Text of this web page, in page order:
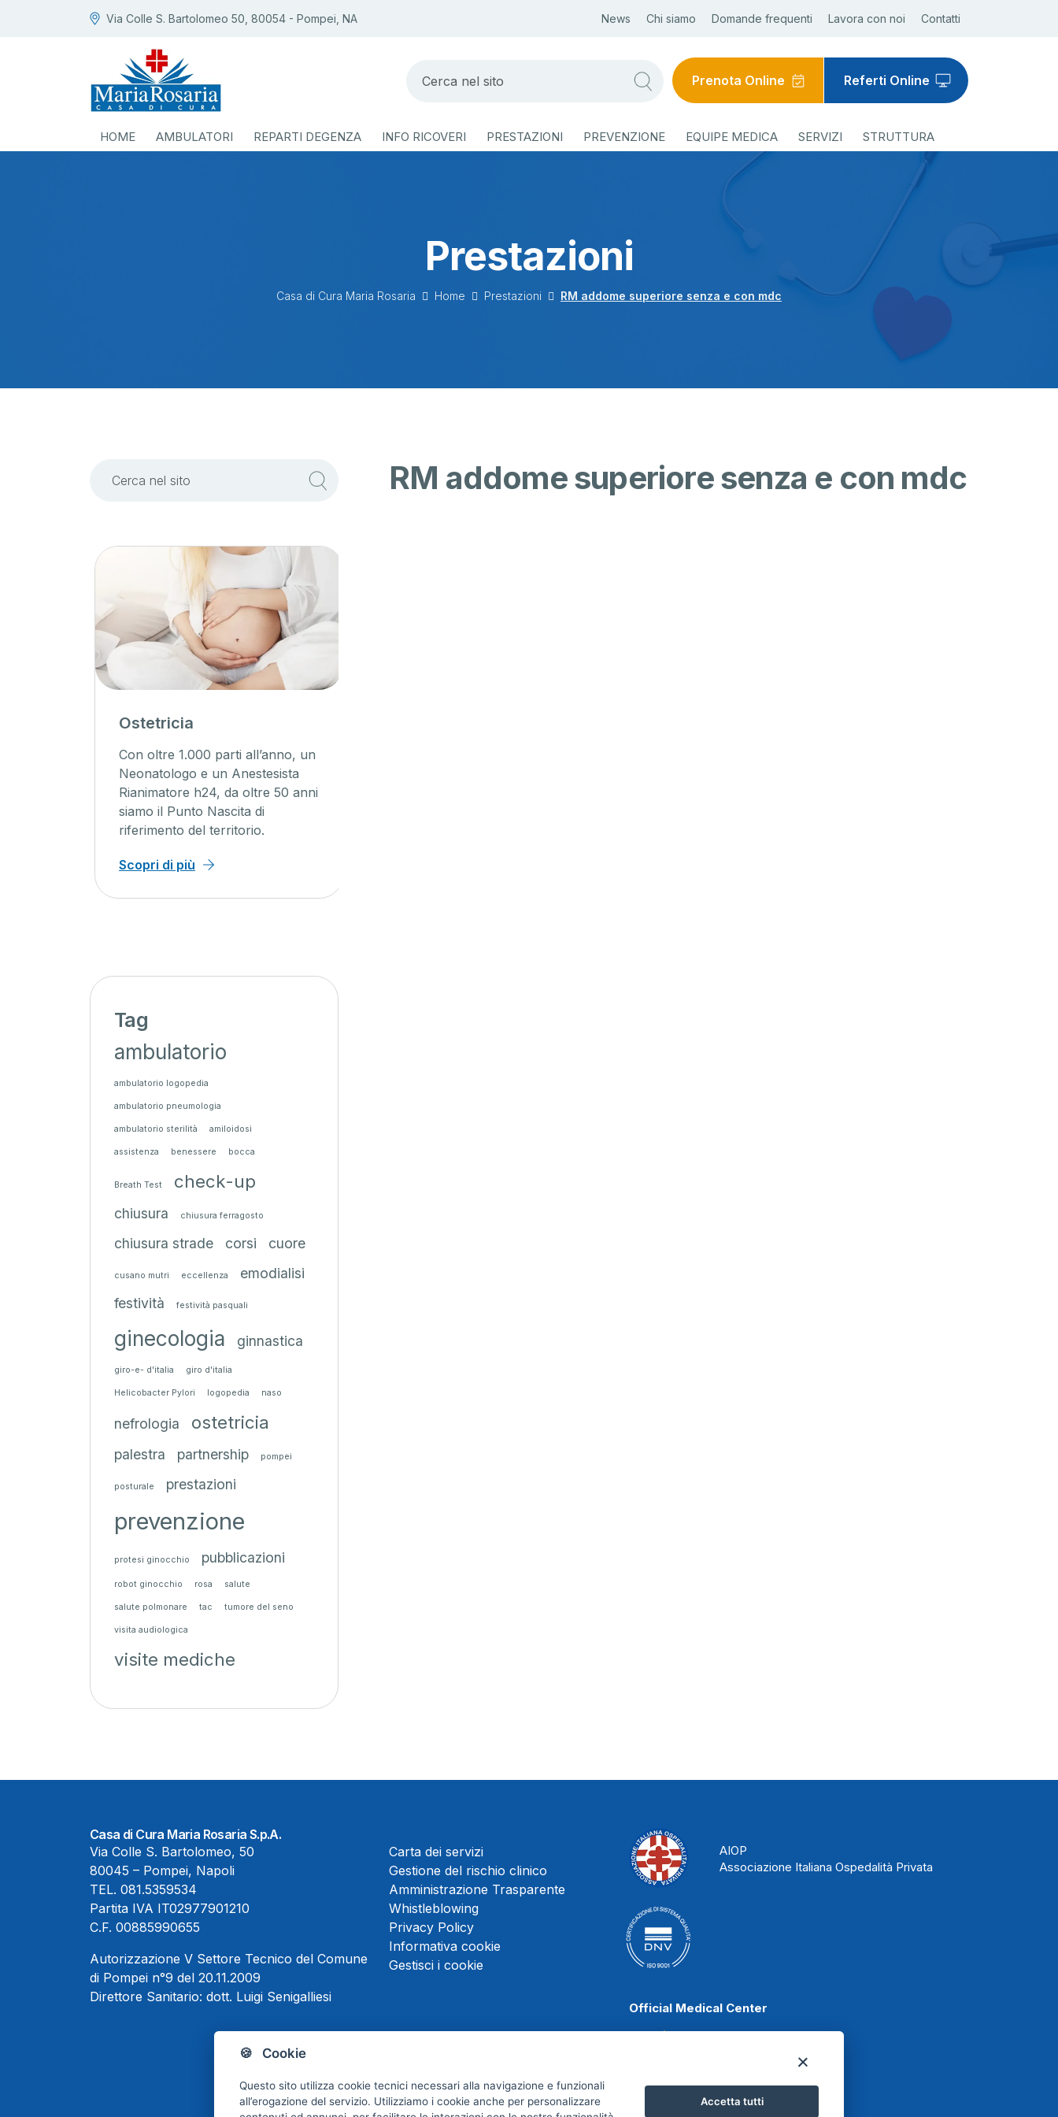
🍪 Cookie
Questo sito utilizza cookie tecnici necessari alla navigazione e funzionali
all’erogazione del servizio. Utilizziamo i cookie anche per personalizzare
Accetta tutti
Via Colle S. Bartolomeo 50, 80054 - Pompei, NA News Chi siamo Domande frequenti Lavora con noi Contatti
Prenota Online Referti Online
HOME AMBULATORI REPARTI DEGENZA INFO RICOVERI PRESTAZIONI PREVENZIONE EQUIPE MEDICA SERVIZI STRUTTURA
Prestazioni
Casa di Cura Maria Rosaria Home Prestazioni RM addome superiore senza e con mdc
RM addome superiore senza e con mdc
Ostetricia
Con oltre 1.000 parti all’anno, un
Neonatologo e un Anestesista
Rianimatore h24, da oltre 50 anni
siamo il Punto Nascita di
riferimento del territorio.
Scopri di più
Tag
ambulatorio
ambulatorio logopedia
ambulatorio pneumologia
ambulatorio sterilità amiloidosi
assistenza benessere bocca
Breath Test check-up
chiusura chiusura ferragosto
chiusura strade corsi cuore
cusano mutri eccellenza
emodialisi
festività
festività pasquali
ginecologia ginnastica
giro-e- d'italia giro d'italia
Helicobacter Pylori logopedia naso
nefrologia ostetricia
palestra partnership pompei
posturale prestazioni
prevenzione
protesi ginocchio pubblicazioni
robot ginocchio rosa salute
salute polmonare tac tumore del seno
visita audiologica
visite mediche
Casa di Cura Maria Rosaria S.p.A.
Via Colle S. Bartolomeo, 50
80045 – Pompei, Napoli
TEL. 081.5359534
Partita IVA IT02977901210
C.F. 00885990655
Autorizzazione V Settore Tecnico del Comune
di Pompei n°9 del 20.11.2009
Direttore Sanitario: dott. Luigi Senigalliesi
Carta dei servizi
Gestione del rischio clinico
Amministrazione Trasparente
Whistleblowing
Privacy Policy
Informativa cookie
Gestisci i cookie
AIOP
Associazione Italiana Ospedalità Privata
Official Medical Center
Basket